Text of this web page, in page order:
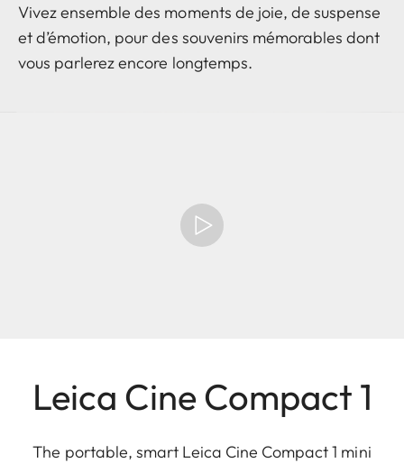
Vivez ensemble des moments de joie, de suspense
et d’émotion, pour des souvenirs mémorables dont
vous parlerez encore longtemps.
Leica Cine Compact 1
The portable, smart Leica Cine Compact 1 mini